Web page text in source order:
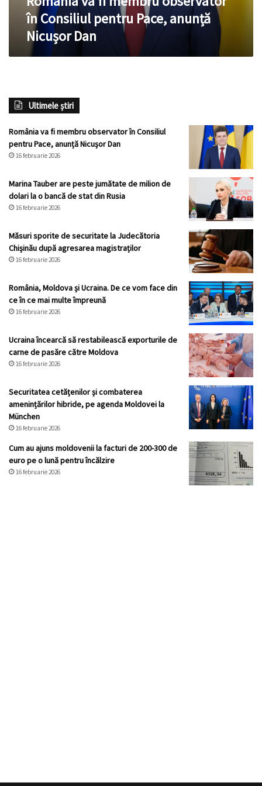
Nicușorîn Consiliul pentru Pace, anunță
Nicușor Dan
Ultimele știri
România va fi membru observator în Consiliul
pentru Pace, anunță Nicușor Dan
16 februarie 2026
Marina Tauber are peste jumătate de milion de
dolari la o bancă de stat din Rusia
16 februarie 2026
Măsuri sporite de securitate la Judecătoria
Chișinău după agresarea magistraților
16 februarie 2026
România, Moldova și Ucraina. De ce vom face din
ce în ce mai multe împreună
16 februarie 2026
Ucraina încearcă să restabilească exporturile de
carne de pasăre către Moldova
16 februarie 2026
Securitatea cetățenilor și combaterea
amenințărilor hibride, pe agenda Moldovei la
München
16 februarie 2026
Cum au ajuns moldovenii la facturi de 200-300 de
euro pe o lună pentru încălzire
16 februarie 2026